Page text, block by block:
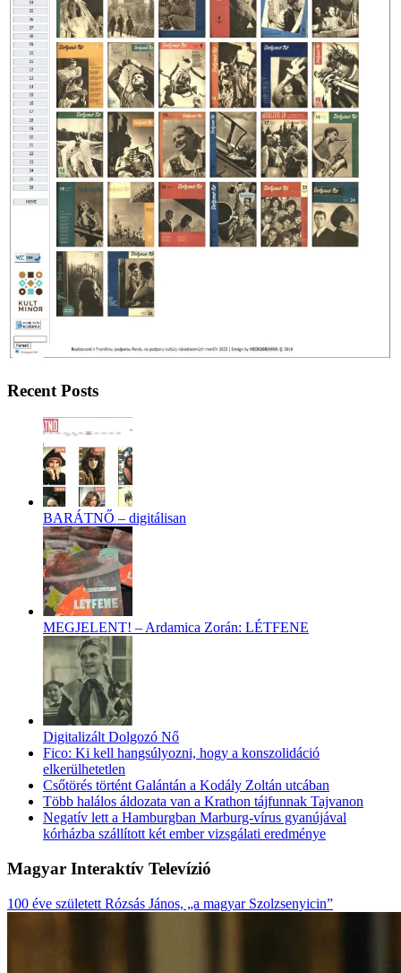
Recent Posts
BARÁTNŐ – digitálisan
MEGJELENT! – Ardamica Zorán: LÉTFENE
Digitalizált Dolgozó Nő
Fico: Ki kell hangsúlyozni, hogy a konszolidáció
elkerülhetetlen
Csőtörés történt Galántán a Kodály Zoltán utcában
Több halálos áldozata van a Krathon tájfunnak Tajvanon
Negatív lett a Hamburgban Marburg-vírus gyanújával
kórházba szállított két ember vizsgálati eredménye
Magyar Interaktív Televízió
100 éve született Rózsás János, „a magyar Szolzsenyicin”